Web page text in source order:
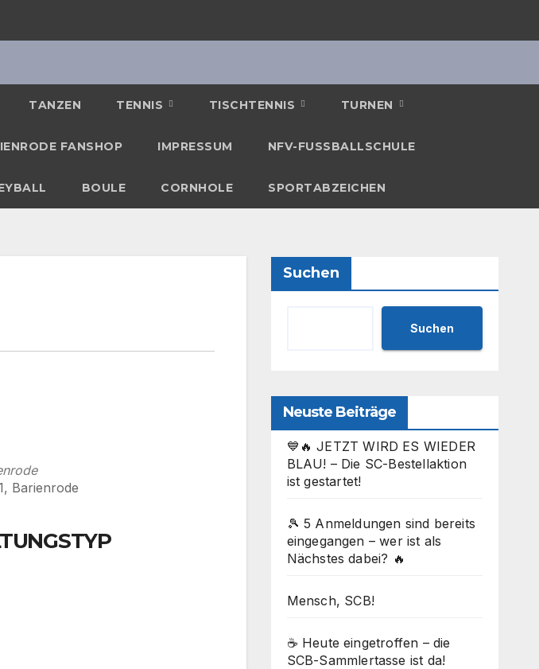
TANZEN TENNIS TISCHTENNIS TURNEN
FANSHOP IMPRESSUM NFV-FUSSBALLSCHULE
BOULE CORNHOLE SPORTABZEICHEN
Barienrode
Suchen
Suchen
Neuste Beiträge
💙🔥 JETZT WIRD ES WIEDER
BLAU! – Die SC-Bestellaktion
ist gestartet!
🎾 5 Anmeldungen sind bereits
eingegangen – wer ist als
Nächstes dabei? 🔥
Mensch, SCB!
☕ Heute eingetroffen – die
SCB-Sammlertasse ist da!